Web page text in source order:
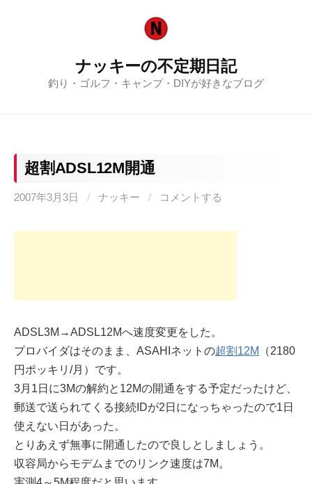
ナッキーの不定期日記
釣り・ゴルフ・キャンプ・DIYが好きなブログ
超割ADSL12M開通
2007年3月3日 / ナッキー / コメントする
ADSL3M→ADSL12Mへ速度変更をした。
プロバイダはそのまま、ASAHIネットの超割12M
（2180
円ポッキリ/月）です。
3月1日に3Mの解約と12Mの開通をする予定だったけど、
郵送で送られてくる接続IDが2日になっちゃったので1日
使えない日があった。
とりあえず無事に開通したので良しとしましょう。
収容局からモデムまでのリンク速度は7M。